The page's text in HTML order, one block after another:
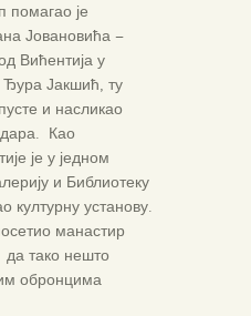
помагао је
Јовановића –
Вићентија у
Ђура Јакшић, ту
и насликао
Као
је у једном
и Библиотеку
културну установу.
манастир
да тако нешто
обронцима